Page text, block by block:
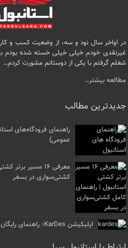
در اواخر سال نود و سه، از وضعیت کسب و
غیرنقدی خودم خیلی خیلی خسته شده بودم
شغلم گرفتم با یکی از دوستانم مشورت کردم…
مطالعه بیشتر…
جدیدترین مطالب
راهنمای فرودگاه‌های
عمومی)
معرفی ۱۶ مسیر
کشتی‌سواری در بسفر
اپلیکیشن KarDes؛ راهنمای رایگان کشف تاریخ و فرهنگ پنهان ترکیه